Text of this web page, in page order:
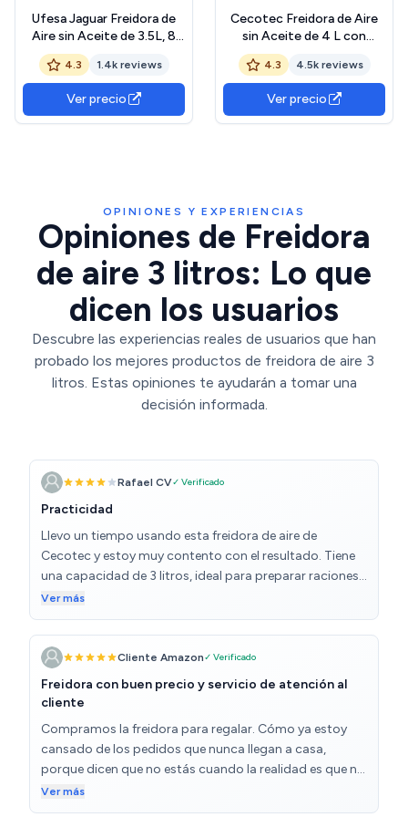
Ufesa Jaguar Freidora de
Aire sin Aceite de 3.5L, 8
Programas, 1200W, Digital,
Temporizador,
Temperatura 80ºC - 200ºC,
Sin BPA ni PFOA, Cubeta y
Bandeja Anti-Adherentes,
4.3 1.4k reviews
Ver precio
Cecotec Freidora de Aire
sin Aceite de 4 L con
Ventana Cecofry Fantastik
Window 4000. Air Fryer.
1400 W, 9 Menús, Control
Táctil, Tecnología
PerfectCoo, 80-200ºC,
4.3 4.5k reviews
Ver precio
OPINIONES Y EXPERIENCIAS
Opiniones de Freidora
de aire 3 litros: Lo que
dicen los usuarios
Descubre las experiencias reales de usuarios que han
probado los mejores productos de freidora de aire 3
litros. Estas opiniones te ayudarán a tomar una
decisión informada.
Rafael CV✓ Verificado
Practicidad
Llevo un tiempo usando esta freidora de aire de
Cecotec y estoy muy contento con el resultado. Tiene
una capacidad de 3 litros, ideal para preparar raciones
para 2 o 3 personas sin problema. Es perfecta para el
día a día, sobre todo si quieres cocinar de forma más
saludable sin renunciar al sabor. Los alimentos quedan
crujientes por fuera y tiernos por dentro, especialmente
las patatas, el pollo o incluso verduras. Además, el
manejo es muy sencillo: tiene controles intuitivos y se
extraíble. Otro punto a favor es que apenas hace ruido y
no genera olores fuertes como una freidora tradicional.
También calienta rápido, así que no tienes que esperar
mucho para empezar a cocinar. En resumen, una muy
Ver más
Cliente Amazon✓ Verificado
Freidora con buen precio y servicio de atención al
cliente
Compramos la freidora para regalar. Cómo ya estoy
cansado de los pedidos que nunca llegan a casa,
porque dicen que no estás cuando la realidad es que no
vienen porque vivimos en una zona apartada y no les
interesa llegar allí ( aunque si cobrar como si hubieran
Ver más